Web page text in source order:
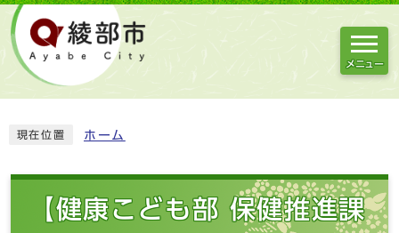
メニュー
現在位置 ホーム
【健康こども部 保健推進課